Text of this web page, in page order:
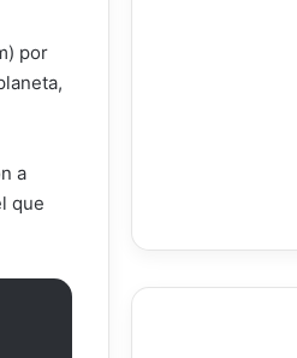
por
a
que